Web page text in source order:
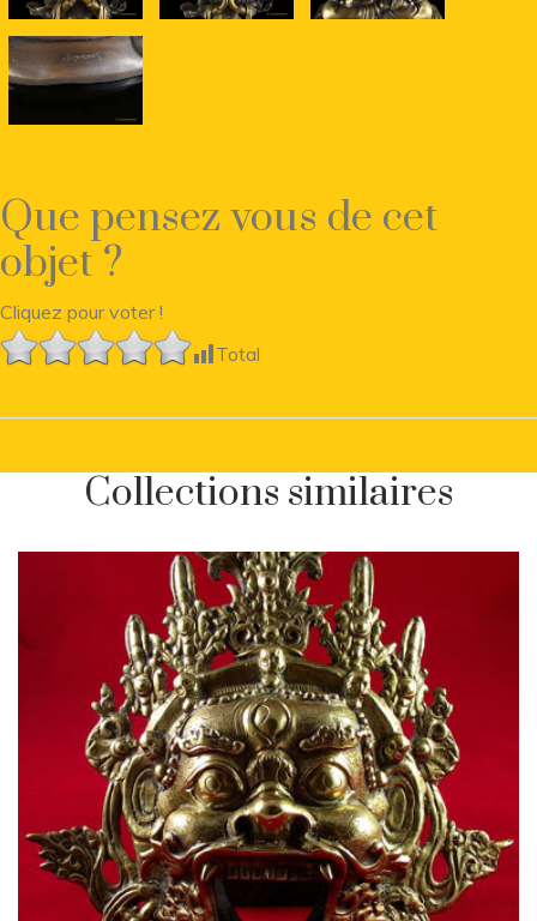
Que pensez vous de cet
objet ?
Cliquez pour voter !
Total
Collections similaires